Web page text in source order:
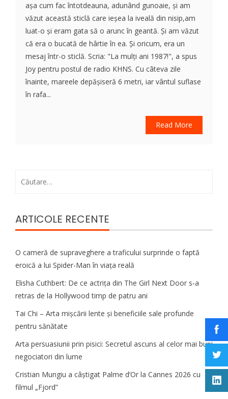
așa cum fac întotdeauna, adunând gunoaie, și am
văzut această sticlă care ieșea la iveală din nisip,am
luat-o și eram gata să o arunc în geantă. Și am văzut
că era o bucată de hârtie în ea. Și oricum, era un
mesaj într-o sticlă. Scria: "La mulți ani 1987!", a spus
Joy pentru postul de radio KHNS. Cu câteva zile
înainte, mareele depășiseră 6 metri, iar vântul suflase
în rafa...
Read More
ARTICOLE RECENTE
O cameră de supraveghere a traficului surprinde o faptă
eroică a lui Spider-Man în viața reală
Elisha Cuthbert: De ce actrița din The Girl Next Door s‑a
retras de la Hollywood timp de patru ani
Tai Chi – Arta mișcării lente și beneficiile sale profunde
pentru sănătate
Arta persuasiunii prin pisici: Secretul ascuns al celor mai buni
negociatori din lume
Cristian Mungiu a câștigat Palme d’Or la Cannes 2026 cu
filmul „Fjord”